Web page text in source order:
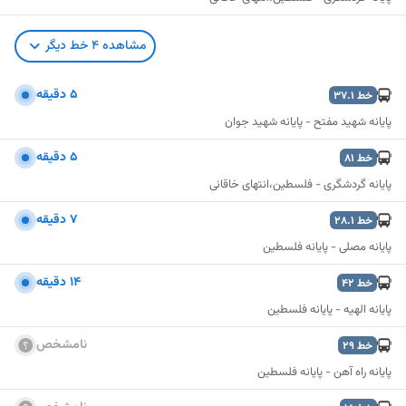
مشاهده4خط دیگر
خط 37.1 ۵ دقیقه
پایانه شهید مفتح - پایانه شهید جوان
خط 81 ۵ دقیقه
پایانه گردشگری - فلسطین،انتهای خاقانی
خط 28.1 ٧ دقیقه
پایانه مصلی - پایانه فلسطین
خط 42 ۱۴ دقیقه
پایانه الهیه - پایانه فلسطین
خط29 نامشخص
پایانه راه آهن - پایانه فلسطین